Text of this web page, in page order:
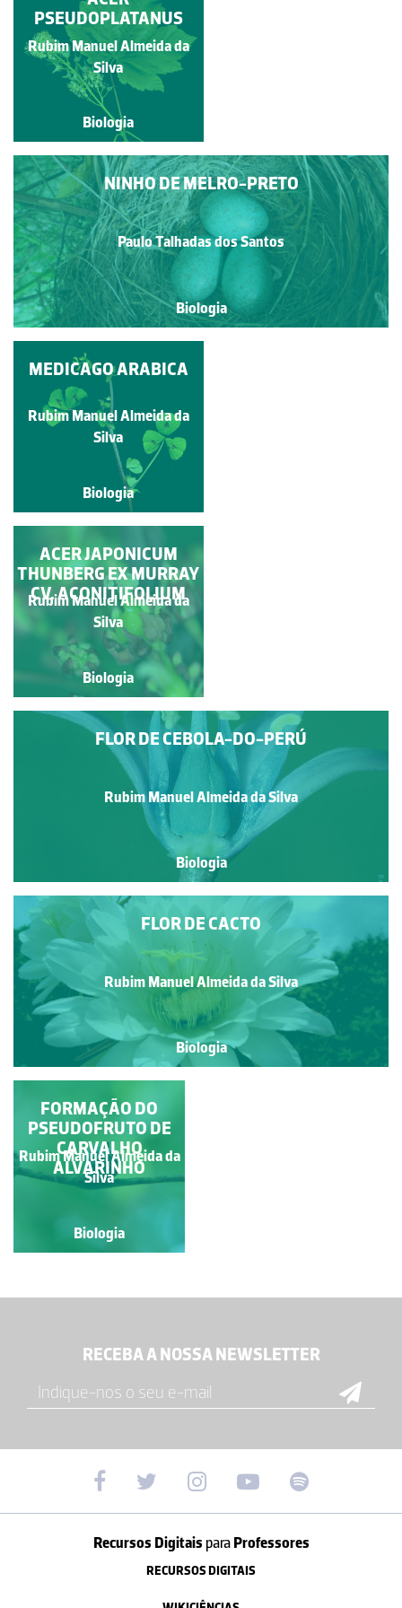
BASIDIOMYCOTA
Ivy Livingstone
Biologia
NINHO DE MELRO-PRETO
Paulo Talhadas dos Santos
Biologia
PSEUDOPLATANUS
Rubim Manuel Almeida da
Silva
Biologia
QUELIDÓNIA-MAIOR;
ERVA-DAS-
ANDORINHAS
Rubim Manuel Almeida da
Silva
Biologia
MEDICAGO ARABICA
Rubim Manuel Almeida da
Silva
Biologia
SELO-DE-SALOMÃO
Rubim Manuel Almeida da
Silva
Biologia
ACER JAPONICUM
THUNBERG EX MURRAY
CV. ACONITIFOLIUM
Rubim Manuel Almeida da
Silva
Biologia
FLOR DE CEBOLA-DO-PERÚ
Rubim Manuel Almeida da Silva
Biologia
FLOR DE CACTO
Rubim Manuel Almeida da Silva
Biologia
ANDROCEU - ADELFIA
Rubim Manuel Almeida da
Silva
Biologia
FORMAÇÃO DO
PSEUDOFRUTO DE
CARVALHO
ALVARINHO
Rubim Manuel Almeida da
Silva
Biologia
RECEBA A NOSSA NEWSLETTER
Recursos Digitais paraProfessores
RECURSOS DIGITAIS